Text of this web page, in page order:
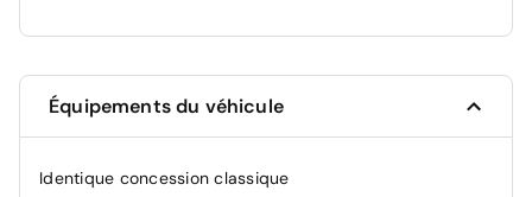
Équipements du véhicule
Identique concession classique